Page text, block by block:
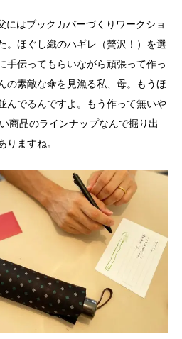
にはブックカバーづくりワークショ
。ほぐし織のハギレ（贅沢！）を選
手伝ってもらいながら頑張って作っ
の素敵な傘を見漁る私、母。もうほ
んでるんですよ。もう作って無いや
商品のラインナップなんで掘り出
りますね。